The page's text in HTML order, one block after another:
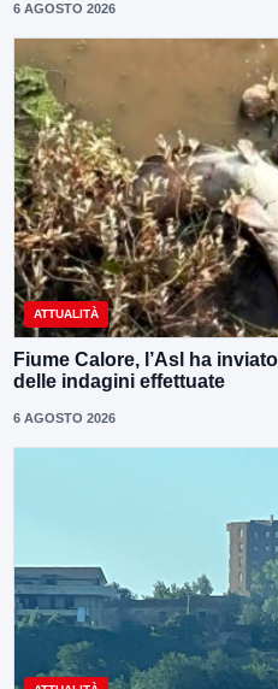
6 AGOSTO 2026
ATTUALITÀ
Fiume Calore, l’Asl ha
delle indagini effettuate
6 AGOSTO 2026